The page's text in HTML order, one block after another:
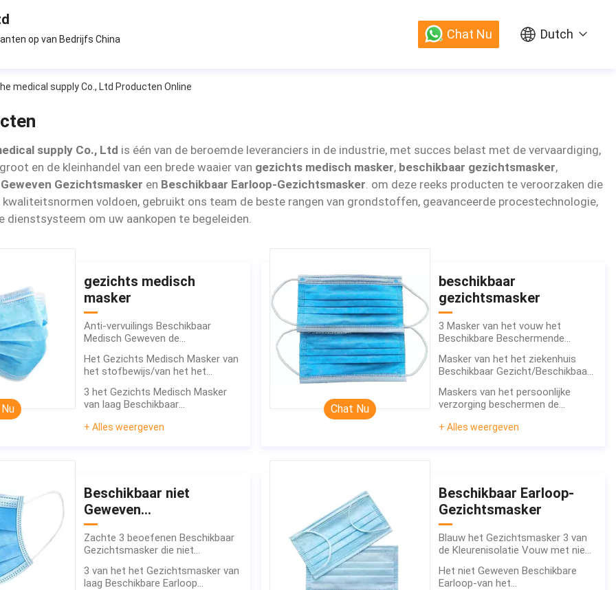
op van Bedrijfs China Dutch
Chat Nu
medical supply Co., Ltd Producten Online
supply Co., Ltd is één van de beroemde leveranciers in de industrie, met succes belast met de vervaardiging,
en de kleinhandel van een brede waaier van gezichts medisch masker, beschikbaar gezichtsmasker,
Gezichtsmasker en Beschikbaar Earloop-Gezichtsmasker. om deze reeks producten te veroorzaken die
voldoen, gebruikt ons team de beste rangen van grondstoffen, geavanceerde procestechnologie,
dienstsysteem om uw aankopen te begeleiden.
gezichts medisch
masker
Anti-vervuilings Beschikbaar
Medisch Geweven de
Gezichtsmasker niet
Het Gezichts Medisch Masker van
het stofbewijs/van het het
niet Geweven Materiaal
3 het Gezichts Medisch Masker
van laag Beschikbaar
Ademhalingsmasker FDA
+ Alles weergeven
beschikbaar
gezichtsmasker
3 Masker van het vouw het
Beschikbare Beschermende
Multikleur
Masker van het het ziekenhuis
Beschikbaar Gezicht/Beschikbaar
175mm*95mm
Maskers van het persoonlijke
verzorging beschermen de
tegen het Blauw van het
+ Alles weergeven
Chat Nu
Beschikbaar niet
Geweven
Gezichtsmasker
Zachte 3 beoefenen Beschikbaar
Gezichtsmasker die niet
9.5cm
3 van het het Gezichtsmasker van
laag Beschikbare Earloop
Beschikbaar Earloop-
Gezichtsmasker
Blauw het Gezichtsmasker 3 van
de Kleurenisolatie Vouw met niet
Band
Het niet Geweven Beschikbare
Earloop-van het